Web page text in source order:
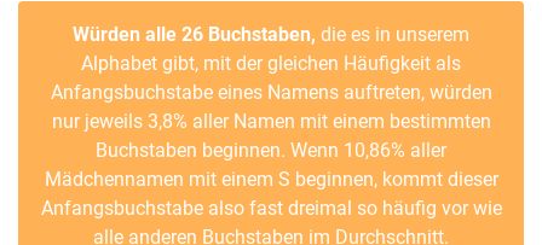
Würden alle 26 Buchstaben, die es in unserem
Alphabet gibt, mit der gleichen Häufigkeit als
Anfangsbuchstabe eines Namens auftreten, würden
nur jeweils 3,8% aller Namen mit einem bestimmten
Buchstaben beginnen. Wenn 10,86% aller
Mädchennamen mit einem S beginnen, kommt dieser
Anfangsbuchstabe also fast dreimal so häufig vor wie
alle anderen Buchstaben im Durchschnitt.